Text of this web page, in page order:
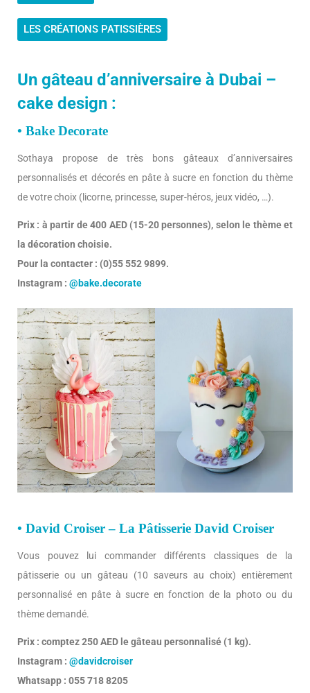
LES CRÉATIONS PATISSIÈRES
Un gâteau d’anniversaire à Dubai –
cake design :
• Bake Decorate
Sothaya propose de très bons gâteaux d’anniversaires
personnalisés et décorés en pâte à sucre en fonction du thème
de votre choix (licorne, princesse, super-héros, jeux vidéo, …).
Prix : à partir de 400 AED (15-20 personnes), selon le thème et
la décoration choisie.
Pour la contacter : (0)55 552 9899.
Instagram : @bake.decorate
• David Croiser – La Pâtisserie David Croiser
Vous pouvez lui commander différents classiques de la
pâtisserie ou un gâteau (10 saveurs au choix) entièrement
personnalisé en pâte à sucre en fonction de la photo ou du
thème demandé.
Prix : comptez 250 AED le gâteau personnalisé (1 kg).
Instagram : @davidcroiser
Whatsapp : 055 718 8205